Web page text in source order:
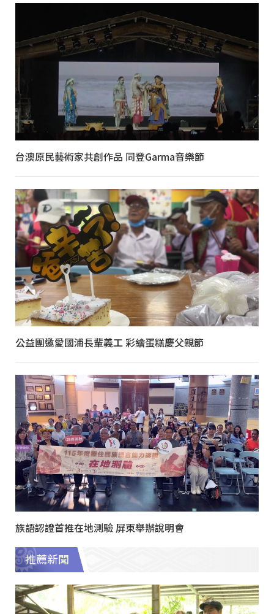
台澳原民藝術家共創作品 同登Garma音樂節
公益團邀愛國浦長輩義工 彩繪蛋糕慶父親節
族語認證首推在地測驗 屏東舉辦說明會
推薦新聞